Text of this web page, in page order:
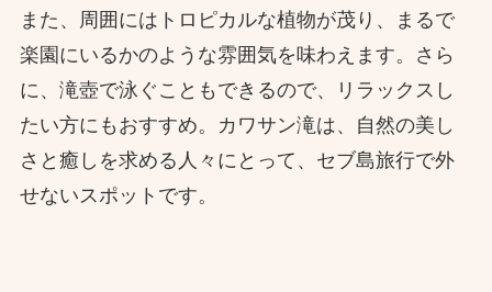
また、周囲にはトロピカルな植物が茂り、まるで
楽園にいるかのような雰囲気を味わえます。さら
に、滝壺で泳ぐこともできるので、リラックスし
たい方にもおすすめ。カワサン滝は、自然の美し
さと癒しを求める人々にとって、セブ島旅行で外
せないスポットです。